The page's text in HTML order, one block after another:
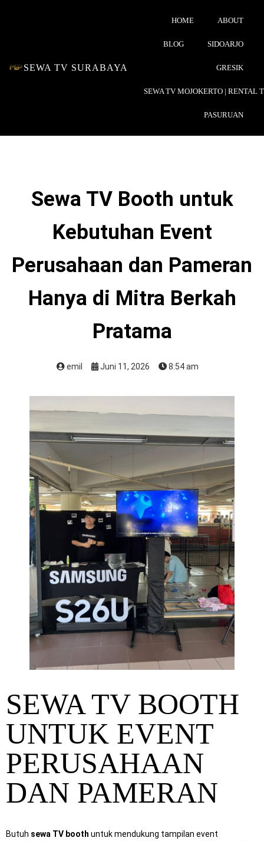
SEWA TV SURABAYA
HOME ABOUT
BLOG SIDOARJO
GRESIK
SEWA TV MOJOKERTO | RENTAL
PASURUAN
Sewa TV Booth untuk
Kebutuhan Event
Perusahaan dan Pameran
Hanya di Mitra Berkah
Pratama
emil Juni 11, 2026 8:54 am
SEWA TV BOOTH
UNTUK EVENT
PERUSAHAAN
DAN PAMERAN
Butuh sewa TV booth untuk mendukung tampilan event